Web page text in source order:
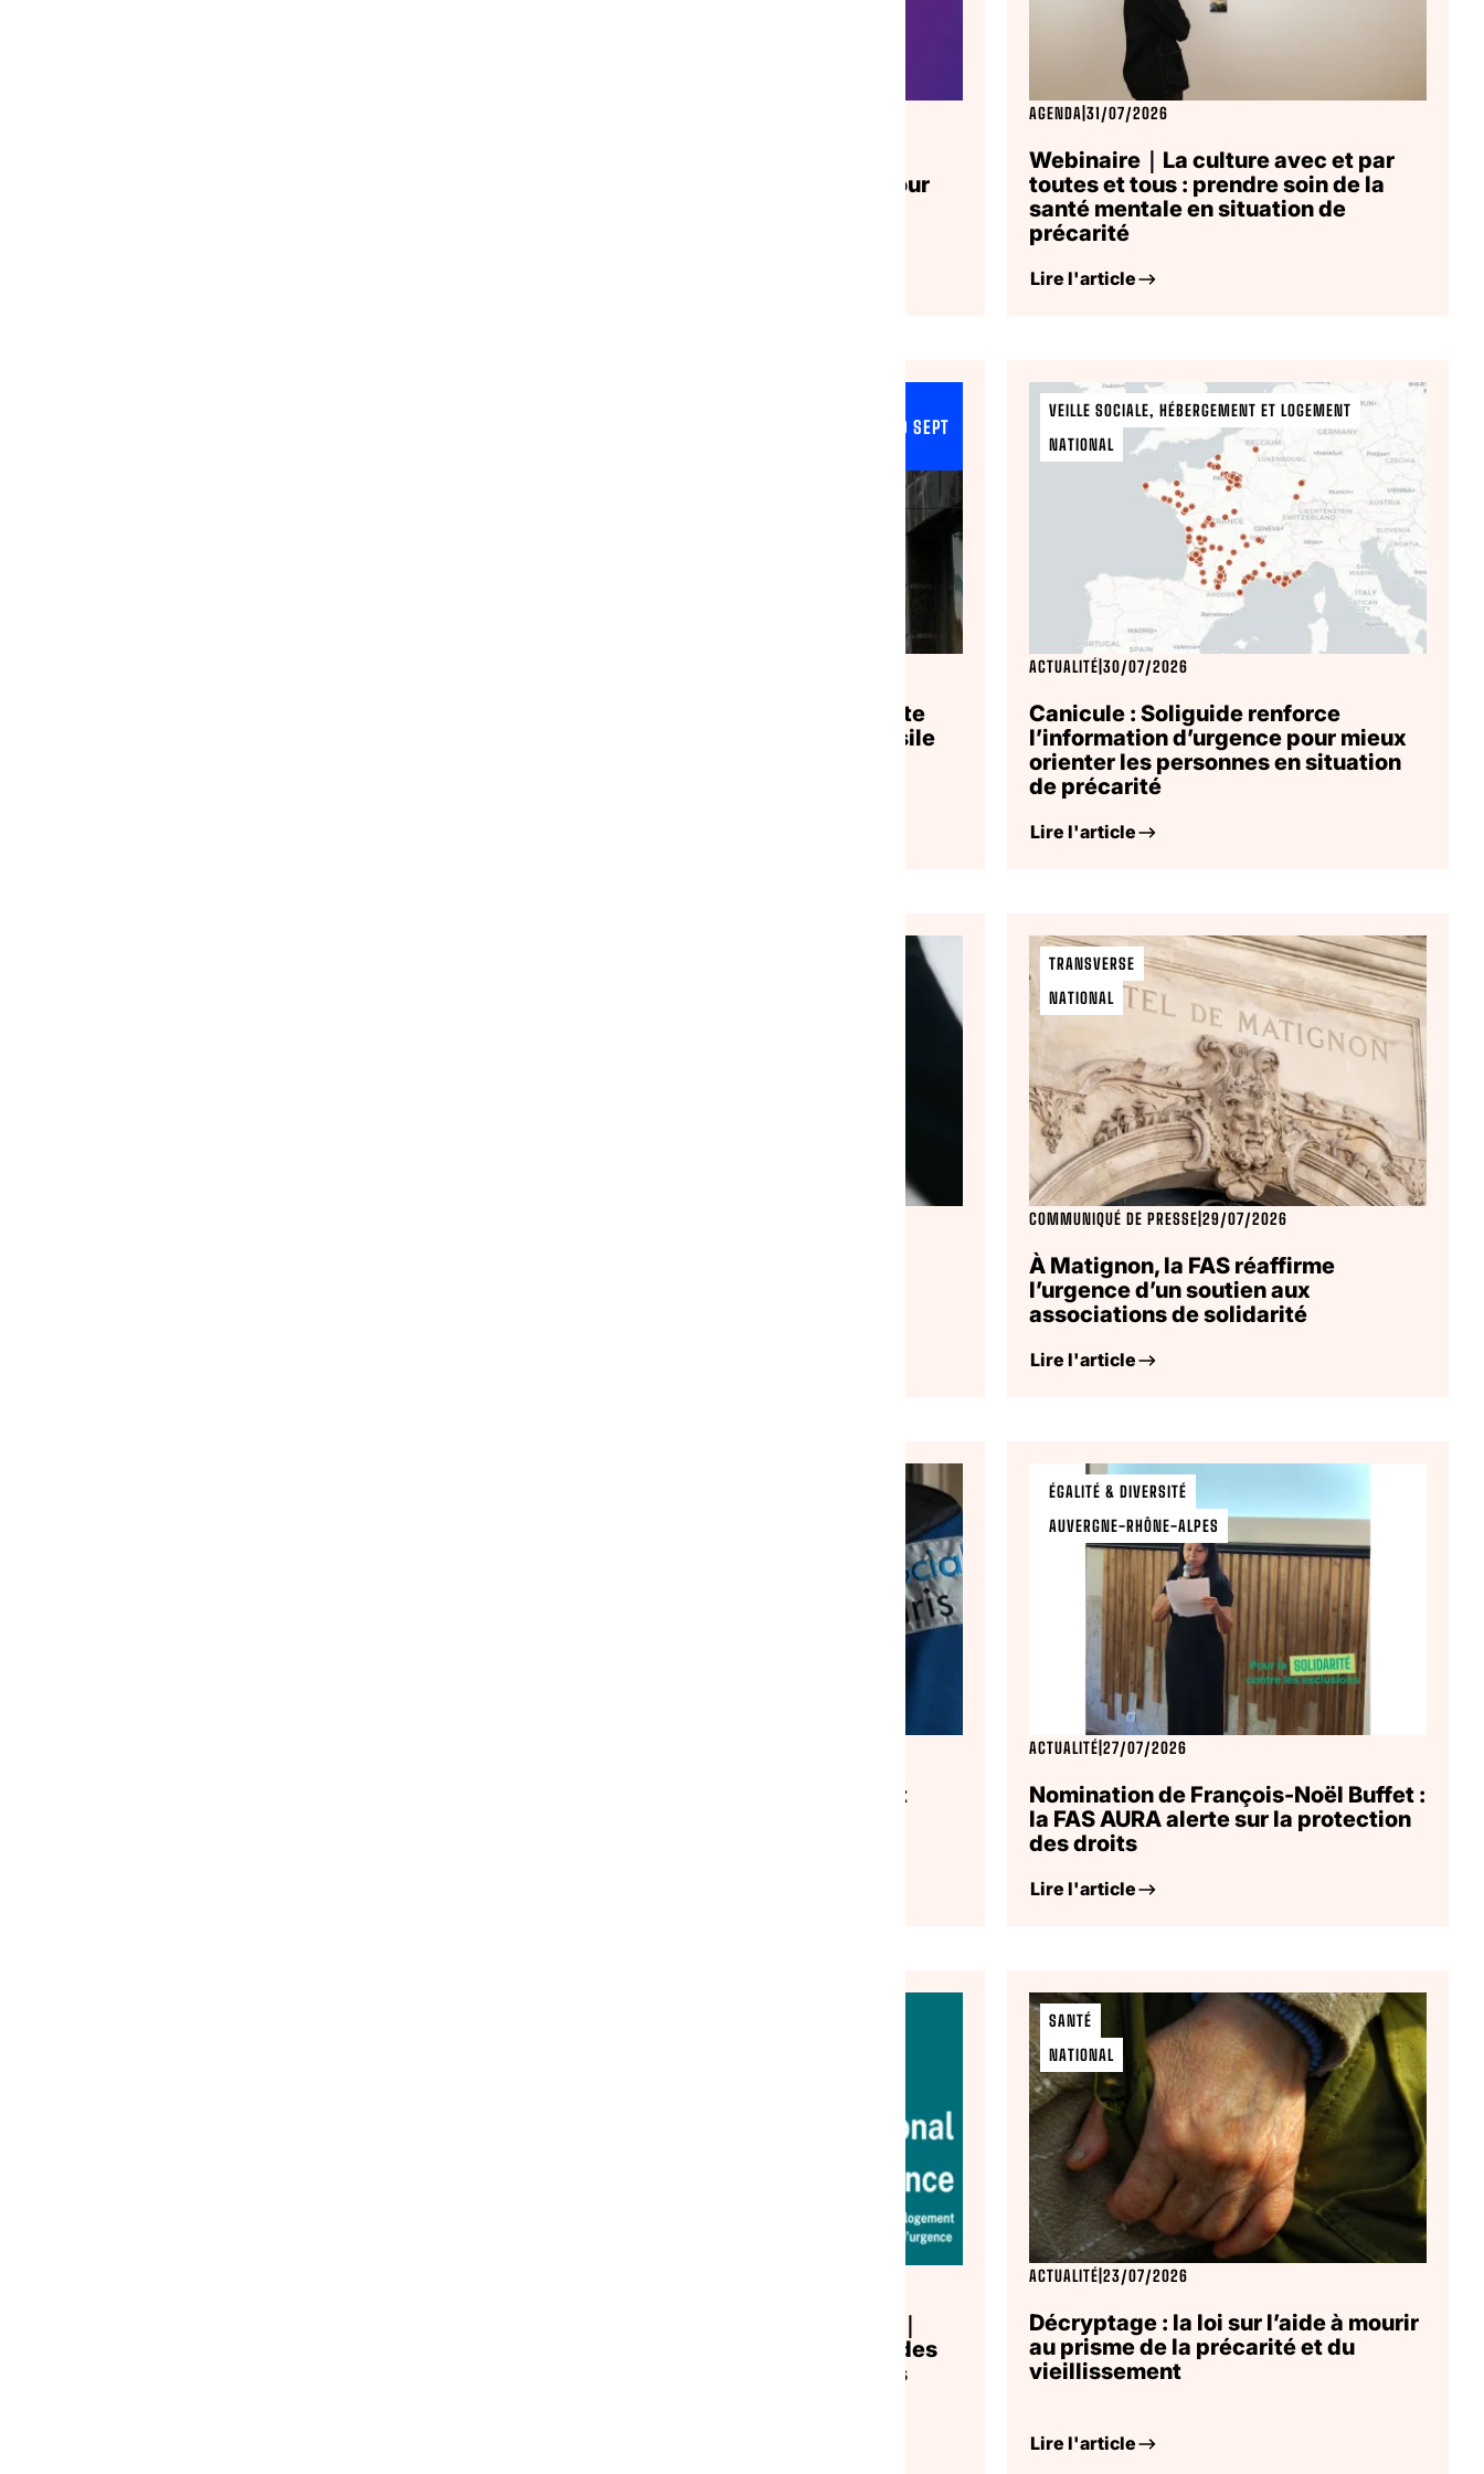
présentation et opportunités pour
AGENDA 31/07/2026
Webinaire｜La culture avec et par
toutes et tous : prendre soin de la
santé mentale en situation de
précarité
Lire l'article
29 SEPT
Webinaire｜Application du Pacte
européen sur la migration et l’asile
VEILLE SOCIALE, HÉBERGEMENT ET LOGEMENT
NATIONAL
ACTUALITÉ 30/07/2026
Canicule : Soliguide renforce
l’information d’urgence pour mieux
orienter les personnes en situation
de précarité
Lire l'article
TRANSVERSE
NATIONAL
COMMUNIQUÉ DE PRESSE 29/07/2026
À Matignon, la FAS réaffirme
l’urgence d’un soutien aux
associations de solidarité
Lire l'article
La mobilisation associative doit
ÉGALITÉ & DIVERSITÉ
AUVERGNE-RHÔNE-ALPES
ACTUALITÉ 27/07/2026
Nomination de François-Noël Buffet :
la FAS AURA alerte sur la protection
des droits
Lire l'article
Observatoire Hauts-de-France｜
Juin 2026 : analyse des demandes
d’hébergement et des réponses
SANTÉ
NATIONAL
ACTUALITÉ 23/07/2026
Décryptage : la loi sur l’aide à mourir
au prisme de la précarité et du
vieillissement
Lire l'article